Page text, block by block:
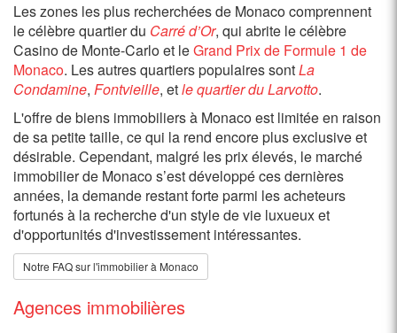
Les zones les plus recherchées de Monaco comprennent
le célèbre quartier du Carré d’Or, qui abrite le célèbre
Casino de Monte-Carlo et leGrand Prix de Formule 1 de
Monaco. Les autres quartiers populaires sontLa
Condamine, Fontvieille, etle quartier du Larvotto.
L'offre de biens immobiliers à Monaco est limitée en raison
de sa petite taille, ce qui la rend encore plus exclusive et
désirable. Cependant, malgré les prix élevés, le marché
immobilier de Monaco s’est développé ces dernières
années, la demande restant forte parmi les acheteurs
fortunés à la recherche d'un style de vie luxueux et
d'opportunités d'investissement intéressantes.
Notre FAQ sur l'immobilier à Monaco
Agences immobilières